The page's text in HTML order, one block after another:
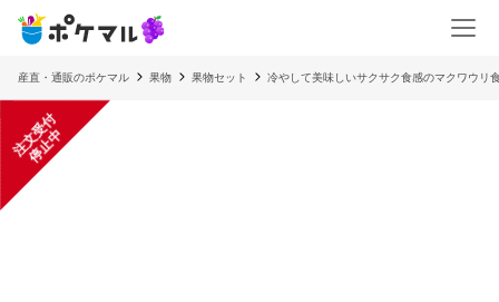
産直・通販のポケマル 果物 果物セット 冷やして美味しいサクサク食感のマクワウリ
注
文
受
付
停
止
中